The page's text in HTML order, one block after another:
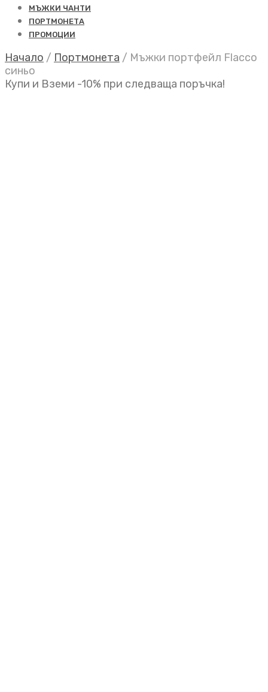
МЪЖКИ ЧАНТИ
ПОРТМОНЕТА
ПРОМОЦИИ
Начало / Портмонета / Мъжки портфейл Flacco
синьо
Купи и Вземи -10% при следваща поръчка!